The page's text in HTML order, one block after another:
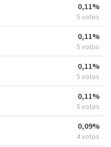
0,11%
5 votos
0,11%
5 votos
0,11%
5 votos
0,11%
5 votos
0,09%
4 votos